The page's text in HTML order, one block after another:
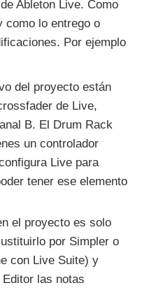
Ableton Live. Como
como lo entrego o
Por ejemplo
del proyecto están
de Live,
B. El Drum Rack
un controlador
Live para
tener ese elemento
el proyecto es solo
por Simpler o
con Live Suite) y
las notas